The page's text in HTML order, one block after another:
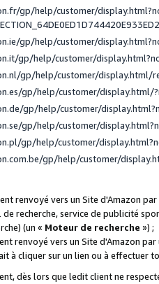
gp/help/customer/
gp/help/customer/
gp/help/customer/
gp/help/customer/display.html/
gp/help/customer/display.html/
gp/help/customer/
gp/help/customer/
gp/help/customer/
gp/help/customer/
renvoyé vers un Site d'Amazon
recherche, service de publicité
(un « Moteur de recherche ») ;
renvoyé vers un Site d'Amazon
à cliquer sur un lien ou à
dès lors que ledit client ne